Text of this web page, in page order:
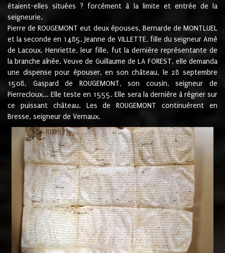
étaient-elles situées ? forcément à la limite et entrée de la
seigneurie.
Pierre de ROUGEMONT eut deux épouses, Bernarde de MONTLUEL
et la seconde en 1485, Jeanne de VILLETTE, fille du seigneur Amé
de Lacoux. Henriette, leur fille, fut la dernière représentante de
la branche aînée. Veuve de Guillaume de LA FOREST, elle demanda
une dispense pour épouser, en son château, le 28 septembre
1508, Gaspard de ROUGEMONT, son cousin, seigneur de
Pierrecloux... Elle teste en 1555. Elle sera la dernière à régner sur
ce puissant château. Les de ROUGEMONT continuèrent en
Bresse, seigneur de Vernaux.